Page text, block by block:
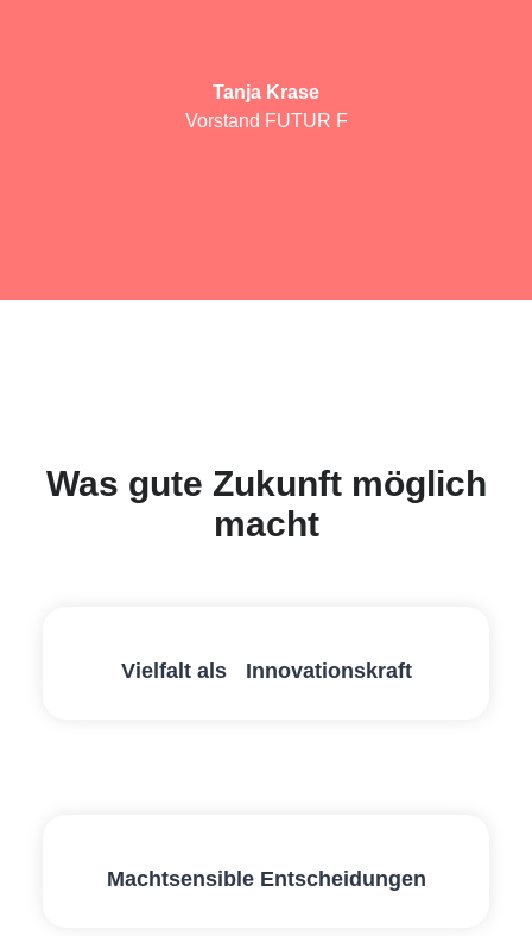
Tanja Krase
Vorstand FUTUR F
Was gute Zukunft möglich
macht
Vielfalt als Innovationskraft
Machtsensible Entscheidungen